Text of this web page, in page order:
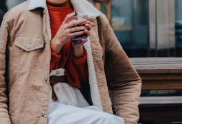
Slnečné okuliare
Oakley
Šport
Tenis, Turistika
OO 9340 934005